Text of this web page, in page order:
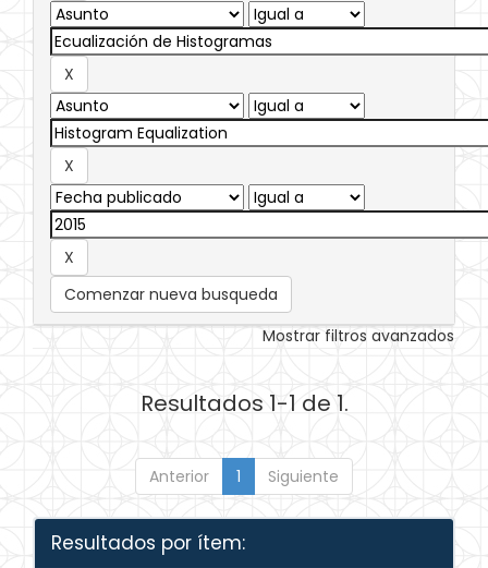
Comenzar nueva busqueda
Mostrar filtros avanzados
Resultados 1-1 de 1.
Anterior 1 Siguiente
Resultados por ítem: